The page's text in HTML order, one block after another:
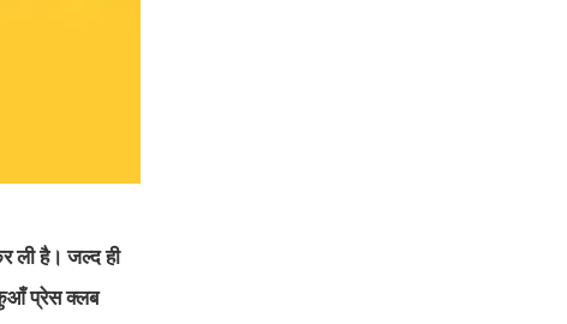
ली है। जल्द ही
प्रेस क्लब